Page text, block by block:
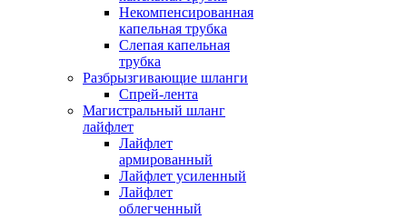
Некомпенсированная
капельная трубка
Слепая капельная
трубка
Разбрызгивающие шланги
Спрей-лента
Магистральный шланг
лайфлет
Лайфлет
армированный
Лайфлет усиленный
Лайфлет
облегченный